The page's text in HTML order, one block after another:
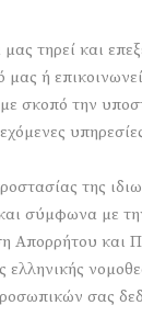
μας τηρεί και
μας ή
την
της
σύμφωνα με
Απορρήτου
ελληνικής
σας